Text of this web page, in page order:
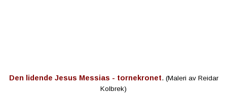
Den lidende Jesus Messias - tornekronet. (Maleri av Reidar
Kolbrek)